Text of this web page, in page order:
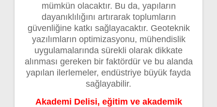
mümkün olacaktır. Bu da, yapıların
dayanıklılığını artırarak toplumların
güvenliğine katkı sağlayacaktır. Geoteknik
yazılımların optimizasyonu, mühendislik
uygulamalarında sürekli olarak dikkate
alınması gereken bir faktördür ve bu alanda
yapılan ilerlemeler, endüstriye büyük fayda
sağlayabilir.
Akademi Delisi, eğitim ve akademik